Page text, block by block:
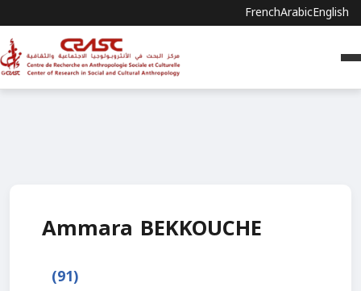
FrenchArabicEnglish
Ammara BEKKOUCHE
(91)